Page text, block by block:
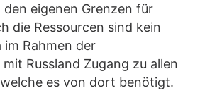
eigenen Grenzen für
die Ressourcen sind kein
im Rahmen der
Russland Zugang zu allen
es von dort benötigt.